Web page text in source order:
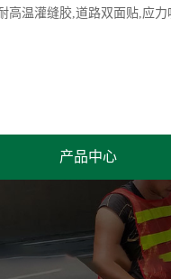
高温灌缝胶,道路双面贴,应力
产品中心